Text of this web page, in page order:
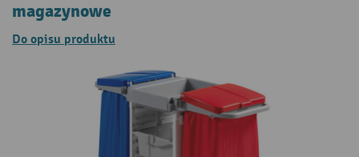
magazynowe
Do opisu produktu